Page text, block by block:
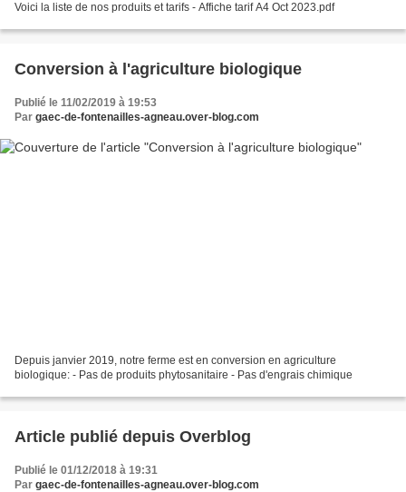
Voici la liste de nos produits et tarifs - Affiche tarif A4 Oct 2023.pdf
Conversion à l'agriculture biologique
Publié le 11/02/2019 à 19:53
Par gaec-de-fontenailles-agneau.over-blog.com
Depuis janvier 2019, notre ferme est en conversion en agriculture
biologique: - Pas de produits phytosanitaire - Pas d'engrais chimique
Article publié depuis Overblog
Publié le 01/12/2018 à 19:31
Par gaec-de-fontenailles-agneau.over-blog.com